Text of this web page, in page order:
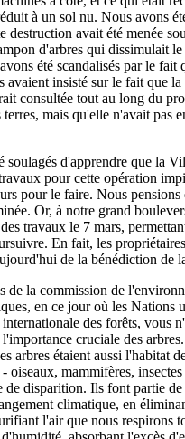
à un sol nu. Nous avons
destruction avait été menée
d'arbres qui dissimulait le
été scandalisés par le fait
avaient insisté sur le fait que
consultée tout au long du
mais qu'elle n'avait pas
soulagés d'apprendre que la
pour cette opération
pour le faire. Nous pensions
Or, à notre grand
travaux le 7 mars,
En fait, les
de la bénédiction de
de la commission de
en ce jour où les Nations
des forêts, vous
cruciale des
arbres étaient aussi l'habitat
oiseaux, mammifères,
de disparition. Ils font partie
climatique, en
l'air que nous respirons